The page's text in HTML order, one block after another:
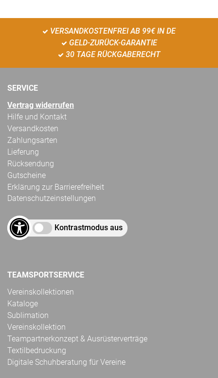
VERSANDKOSTENFREI AB 99€ IN DE
GELD-ZURÜCK-GARANTIE
30 TAGE RÜCKGABERECHT
SERVICE
Vertrag widerrufen
Hilfe und Kontakt
Versandkosten
Zahlungsarten
Lieferung
Rücksendung
Gutscheine
Erklärung zur Barrierefreiheit
Datenschutzeinstellungen
Kontrastmodus aus
TEAMSPORTSERVICE
Vereinskollektionen
Kataloge
Sublimation
Vereinskollektion
Teampartnerkonzept & Ausrüsterverträge
Textilbedruckung
Digitale Schuhberatung für Vereine